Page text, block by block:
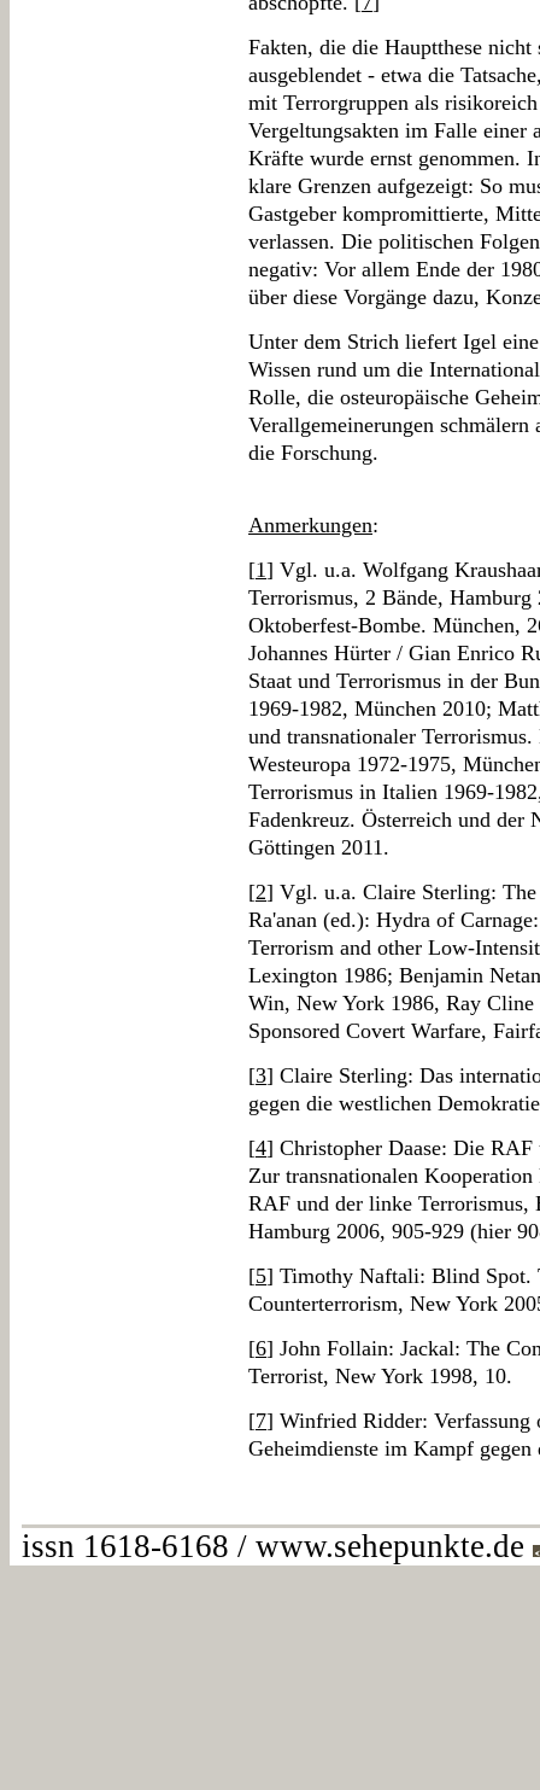
Fakten, die die Hauptthese
ausgeblendet - etwa die
mit Terrorgruppen als
Vergeltungsakten im Falle einer
Kräfte wurde ernst genommen.
klare Grenzen aufgezeigt: So
Gastgeber kompromittierte,
verlassen. Die politischen
negativ: Vor allem Ende der
über diese Vorgänge dazu,
Unter dem Strich liefert Igel
Wissen rund um die
Rolle, die osteuropäische
Verallgemeinerungen
die Forschung.
Anmerkungen:
[1] Vgl. u.a. Wolfgang
Terrorismus, 2 Bände,
Oktoberfest-Bombe. München,
Johannes Hürter / Gian Enrico
Staat und Terrorismus in der
1969-1982, München 2010;
und transnationaler
Westeuropa 1972-1975,
Terrorismus in Italien 1969-
Fadenkreuz. Österreich und der
Göttingen 2011.
[2] Vgl. u.a. Claire Sterling:
Ra'anan (ed.): Hydra of
Terrorism and other Low-
Lexington 1986; Benjamin
Win, New York 1986, Ray Cline
Sponsored Covert Warfare,
[3] Claire Sterling: Das
gegen die westlichen
[4] Christopher Daase: Die
Zur transnationalen
RAF und der linke Terrorismus,
Hamburg 2006, 905-929 (hier
[5] Timothy Naftali: Blind Spot.
Counterterrorism, New York
[6] John Follain: Jackal: The
Terrorist, New York 1998, 10.
[7] Winfried Ridder: Verfassung
Geheimdienste im Kampf
issn 1618-6168 / www.sehepunkte.de